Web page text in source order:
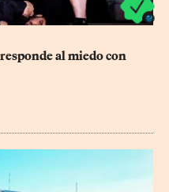
al miedo con